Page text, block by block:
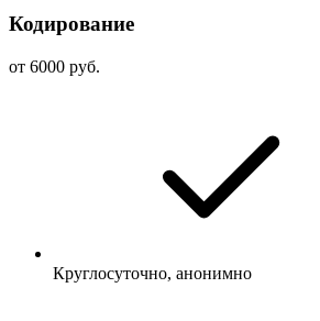
Кодирование
от 6000 руб.
Круглосуточно, анонимно